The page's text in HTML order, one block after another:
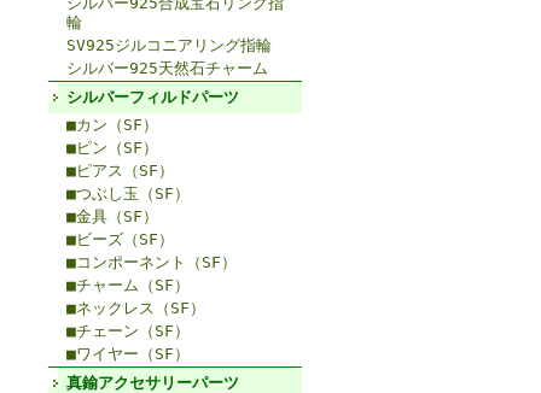
輪
SV925ジルコニアリング指輪
シルバー925天然石チャーム
シルバーフィルドパーツ
■カン（SF）
■ピン（SF）
■ピアス（SF）
■つぶし玉（SF）
■金具（SF）
■ビーズ（SF）
■コンポーネント（SF）
■チャーム（SF）
■ネックレス（SF）
■チェーン（SF）
■ワイヤー（SF）
真鍮アクセサリーパーツ